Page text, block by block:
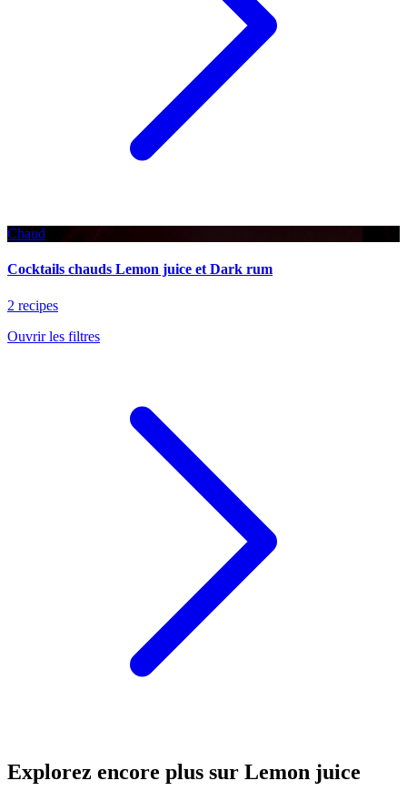
Chaud
Cocktails chauds Lemon juice et Dark rum
2 recipes
Ouvrir les filtres
Explorez encore plus sur Lemon juice